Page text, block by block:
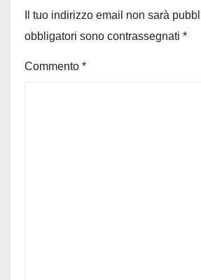
Il tuo indirizzo email non sarà
obbligatori sono contrassegnati *
Commento *